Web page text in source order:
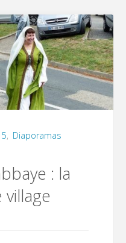
, Diaporamas
: la